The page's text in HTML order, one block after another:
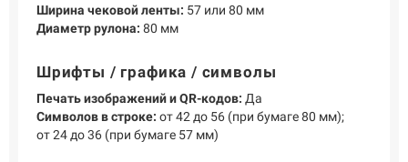
Ширина чековой ленты: 57 или 80 мм
Диаметр рулона: 80 мм
Шрифты / графика / символы
Печать изображений и QR-кодов: Да
Символов в строке: от 42 до 56 (при бумаге 80 мм);
от 24 до 36 (при бумаге 57 мм)